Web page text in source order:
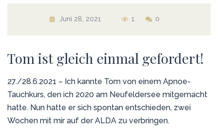
Juni 28, 2021 1 0
Tom ist gleich einmal gefordert!
27./28.6.2021 – Ich kannte Tom von einem Apnoe-
Tauchkurs, den ich 2020 am Neufeldersee mitgemacht
hatte. Nun hatte er sich spontan entschieden, zwei
Wochen mit mir auf der ALDA zu verbringen.